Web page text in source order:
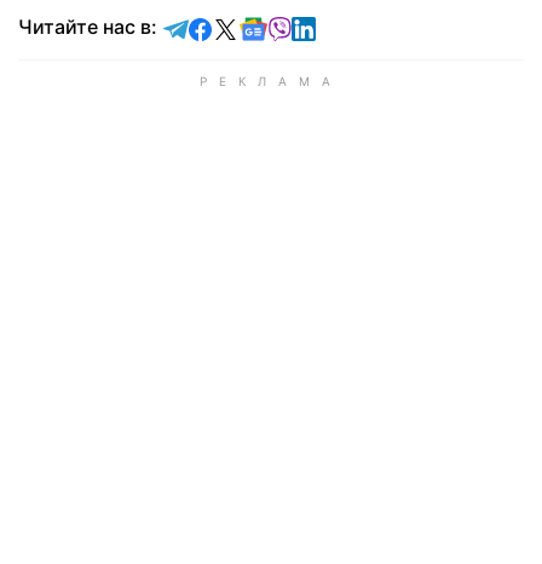
Читайте нас в: Читайте в Telegram
Читайте в Facebook
Читайте в X
Читайте в Google news
Читайте в Viber
Читайте в LinkedIn